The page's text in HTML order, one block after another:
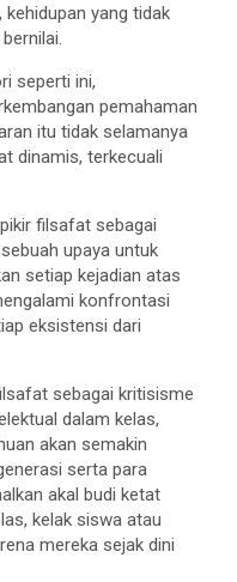
yang tidak
seperti ini,
pemahaman
itu tidak selamanya
dinamis, terkecuali
filsafat sebagai
upaya untuk
setiap kejadian atas
konfrontasi
eksistensi dari
sebagai kritisisme
dalam kelas,
akan semakin
serta para
akal budi ketat
kelak siswa atau
mereka sejak dini